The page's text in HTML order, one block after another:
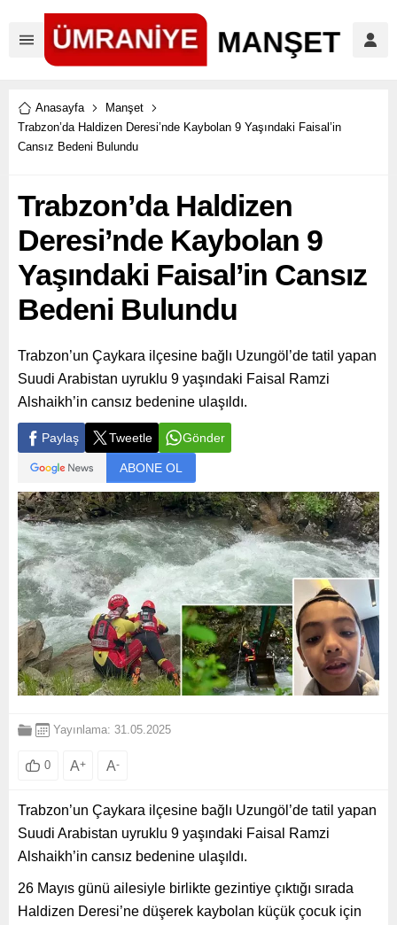
Anasayfa
Manşet
Trabzon’da Haldizen Deresi’nde Kaybolan 9 Yaşındaki Faisal’in
Cansız Bedeni Bulundu
Trabzon’da Haldizen
Deresi’nde Kaybolan 9
Yaşındaki Faisal’in Cansız
Bedeni Bulundu
Trabzon’un Çaykara ilçesine bağlı Uzungöl’de tatil yapan
Suudi Arabistan uyruklu 9 yaşındaki Faisal Ramzi
Alshaikh’in cansız bedenine ulaşıldı.
Paylaş Tweetle Gönder
ABONE OL
Yayınlama: 31.05.2025
0 A+ A-
Trabzon’un Çaykara ilçesine bağlı Uzungöl’de tatil yapan
Suudi Arabistan uyruklu 9 yaşındaki Faisal Ramzi
Alshaikh’in cansız bedenine ulaşıldı.
26 Mayıs günü ailesiyle birlikte gezintiye çıktığı sırada
Haldizen Deresi’ne düşerek kaybolan küçük çocuk için